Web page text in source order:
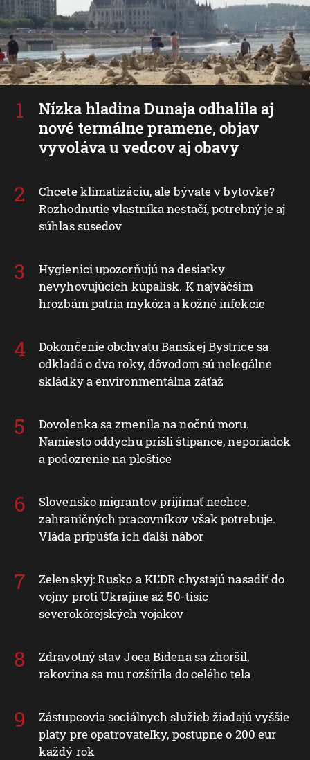
Nízka hladina Dunaja odhalila aj
nové termálne pramene, objav
vyvoláva u vedcov aj obavy
Chcete klimatizáciu, ale bývate v bytovke?
Rozhodnutie vlastníka nestačí, potrebný je aj
súhlas susedov
Hygienici upozorňujú na desiatky
nevyhovujúcich kúpalísk. K najväčším
hrozbám patria mykóza a kožné infekcie
Dokončenie obchvatu Banskej Bystrice sa
odkladá o dva roky, dôvodom sú nelegálne
skládky a environmentálna záťaž
Dovolenka sa zmenila na nočnú moru.
Namiesto oddychu prišli štípance, neporiadok
a podozrenie na ploštice
Slovensko migrantov prijímať nechce,
zahraničných pracovníkov však potrebuje.
Vláda pripúšťa ich ďalší nábor
Zelenskyj: Rusko a KĽDR chystajú nasadiť do
vojny proti Ukrajine až 50-tisíc
severokórejských vojakov
Zdravotný stav Joea Bidena sa zhoršil,
rakovina sa mu rozšírila do celého tela
Zástupcovia sociálnych služieb žiadajú vyššie
platy pre opatrovateľky, postupne o 200 eur
každý rok